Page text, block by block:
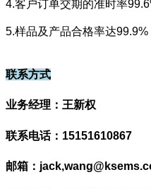
4.客户订单交期的准时率
5.样品及产品合格率达99.9%
联系方式
业务经理：王新权
联系电话：15151610867
邮箱：